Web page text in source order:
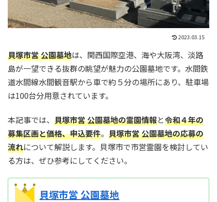
2023.03.15
貝塚市営 公園墓地は、関西国際空港、海や大阪湾、淡路
島が一望できる抜群の眺望が魅力の公園墓地です。水間鉄
道水間線水間観音駅から車で約５分の場所にあり、駐車場
は100台分用意されています。
本記事では、 貝塚市営 公園墓地の霊園情報と令和４年の
募集区画と価格、申込要件。 貝塚市営 公園墓地の応募の
流れについて解説します。貝塚市で市営霊園を検討してい
る方は、ぜひ参考にしてください。
貝塚市営 公園墓地